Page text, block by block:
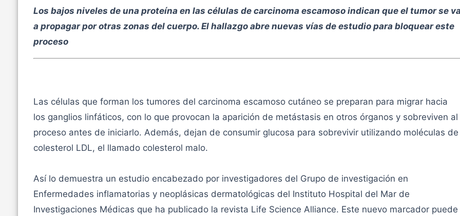
Los bajos niveles de una proteína en las células de carcinoma escamoso indican que el tumor se
a propagar por otras zonas del cuerpo. El hallazgo abre nuevas vías de estudio para bloquear este
proceso
Las células que forman los tumores del carcinoma escamoso cutáneo se preparan para migrar hacia
los ganglios linfáticos, con lo que provocan la aparición de metástasis en otros órganos y sobreviven al
proceso antes de iniciarlo. Además, dejan de consumir glucosa para sobrevivir utilizando moléculas de
colesterol LDL, el llamado colesterol malo.
Así lo demuestra un estudio encabezado por investigadores del Grupo de investigación en
Enfermedades inflamatorias y neoplásicas dermatológicas del Instituto Hospital del Mar de
Investigaciones Médicas que ha publicado la revista Life Science Alliance. Este nuevo marcador puede